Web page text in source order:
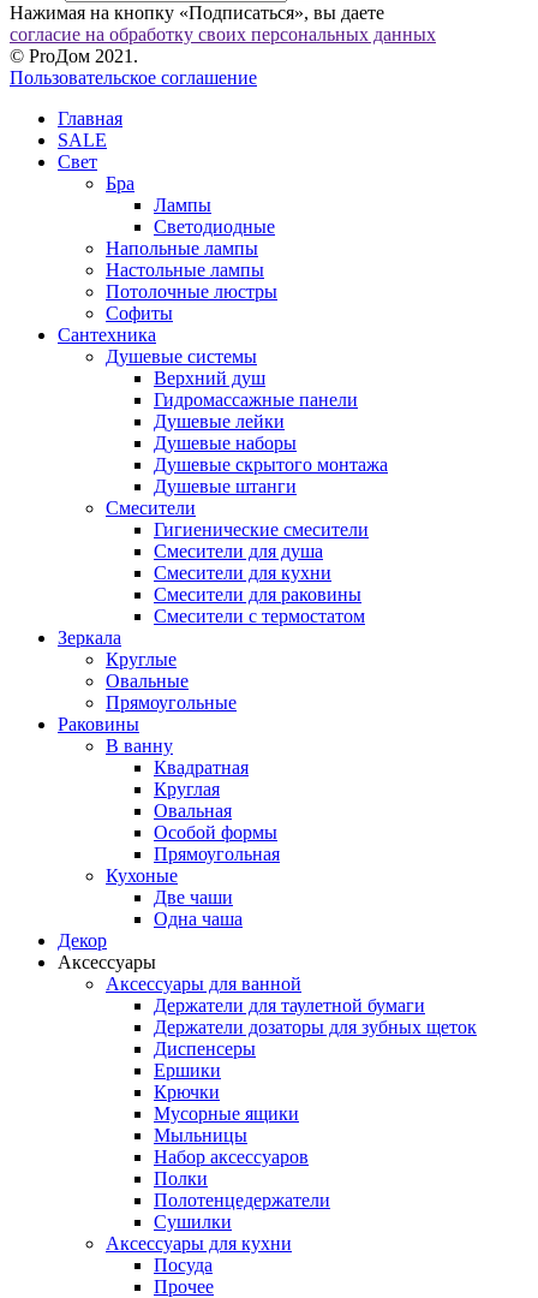
Нажимая на кнопку «Подписаться», вы даете
согласие на обработку своих персональных данных
© ProДом 2021.
Пользовательское соглашение
Главная
SALE
Свет
Бра
Лампы
Светодиодные
Напольные лампы
Настольные лампы
Потолочные люстры
Софиты
Сантехника
Душевые системы
Верхний душ
Гидромассажные панели
Душевые лейки
Душевые наборы
Душевые скрытого монтажа
Душевые штанги
Смесители
Гигиенические смесители
Смесители для душа
Смесители для кухни
Смесители для раковины
Смесители с термостатом
Зеркала
Круглые
Овальные
Прямоугольные
Раковины
В ванну
Квадратная
Круглая
Овальная
Особой формы
Прямоугольная
Кухоные
Две чаши
Одна чаша
Декор
Аксессуары
Аксессуары для ванной
Держатели для таулетной бумаги
Держатели дозаторы для зубных щеток
Диспенсеры
Ершики
Крючки
Мусорные ящики
Мыльницы
Набор аксессуаров
Полки
Полотенцедержатели
Сушилки
Аксессуары для кухни
Посуда
Прочее